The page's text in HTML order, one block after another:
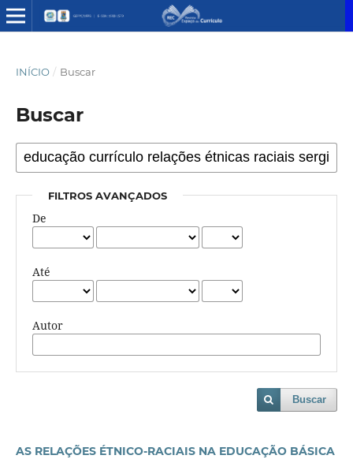
INÍCIO / Buscar
Buscar
FILTROS AVANÇADOS
De
Até
Autor
Buscar
AS RELAÇÕES ÉTNICO-RACIAIS NA EDUCAÇÃO BÁSICA